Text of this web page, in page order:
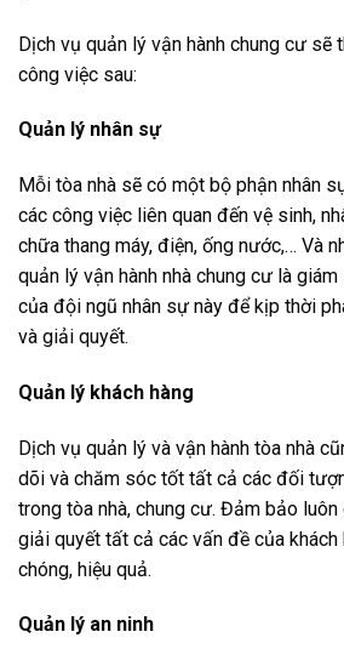
Dịch vụ quản lý vận hành chung cư sẽ
công việc sau:
Quản lý nhân sự
Mỗi tòa nhà sẽ có một bộ phận nhân
các công việc liên quan đến vệ sinh,
chữa thang máy, điện, ống nước,… Và
quản lý vận hành nhà chung cư là
của đội ngũ nhân sự này để kịp thời
và giải quyết.
Quản lý khách hàng
Dịch vụ quản lý và vận hành tòa nhà
dõi và chăm sóc tốt tất cả các đối
trong tòa nhà, chung cư. Đảm bảo
giải quyết tất cả các vấn đề của khách
chóng, hiệu quả.
Quản lý an ninh